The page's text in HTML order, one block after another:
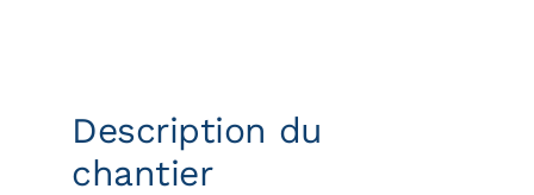
Description du
chantier